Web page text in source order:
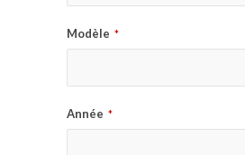
Modèle *
Année *